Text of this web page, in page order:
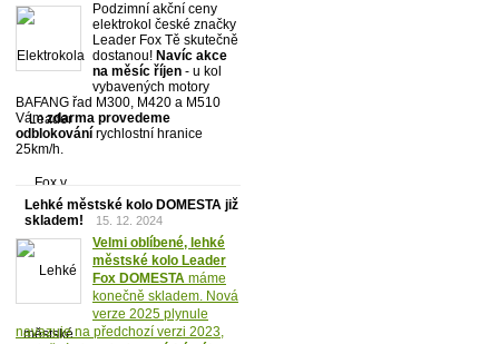
Podzimní akční ceny
elektrokol české značky
Leader Fox Tě skutečně
dostanou! Navíc akce
na měsíc říjen - u kol
vybavených motory
BAFANG řad M300, M420 a M510
Vámzdarma provedeme
odblokování rychlostní hranice
25km/h.
Lehké městské kolo DOMESTA již
skladem!
15. 12. 2024
Velmi oblíbené, lehké
městské kolo Leader
Fox DOMESTA máme
konečně skladem. Nová
verze 2025 plynule
navazuje na předchozí verzi 2023,